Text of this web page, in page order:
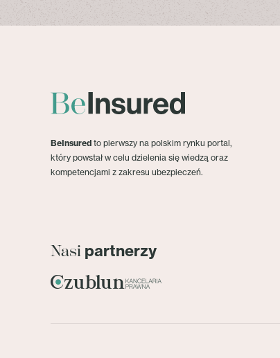
BeInsured to pierwszy na polskim rynku portal,
który powstał w celu dzielenia się wiedzą oraz
kompetencjami z zakresu ubezpieczeń.
Nasi partnerzy